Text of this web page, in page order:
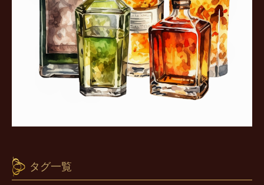
タグ一覧